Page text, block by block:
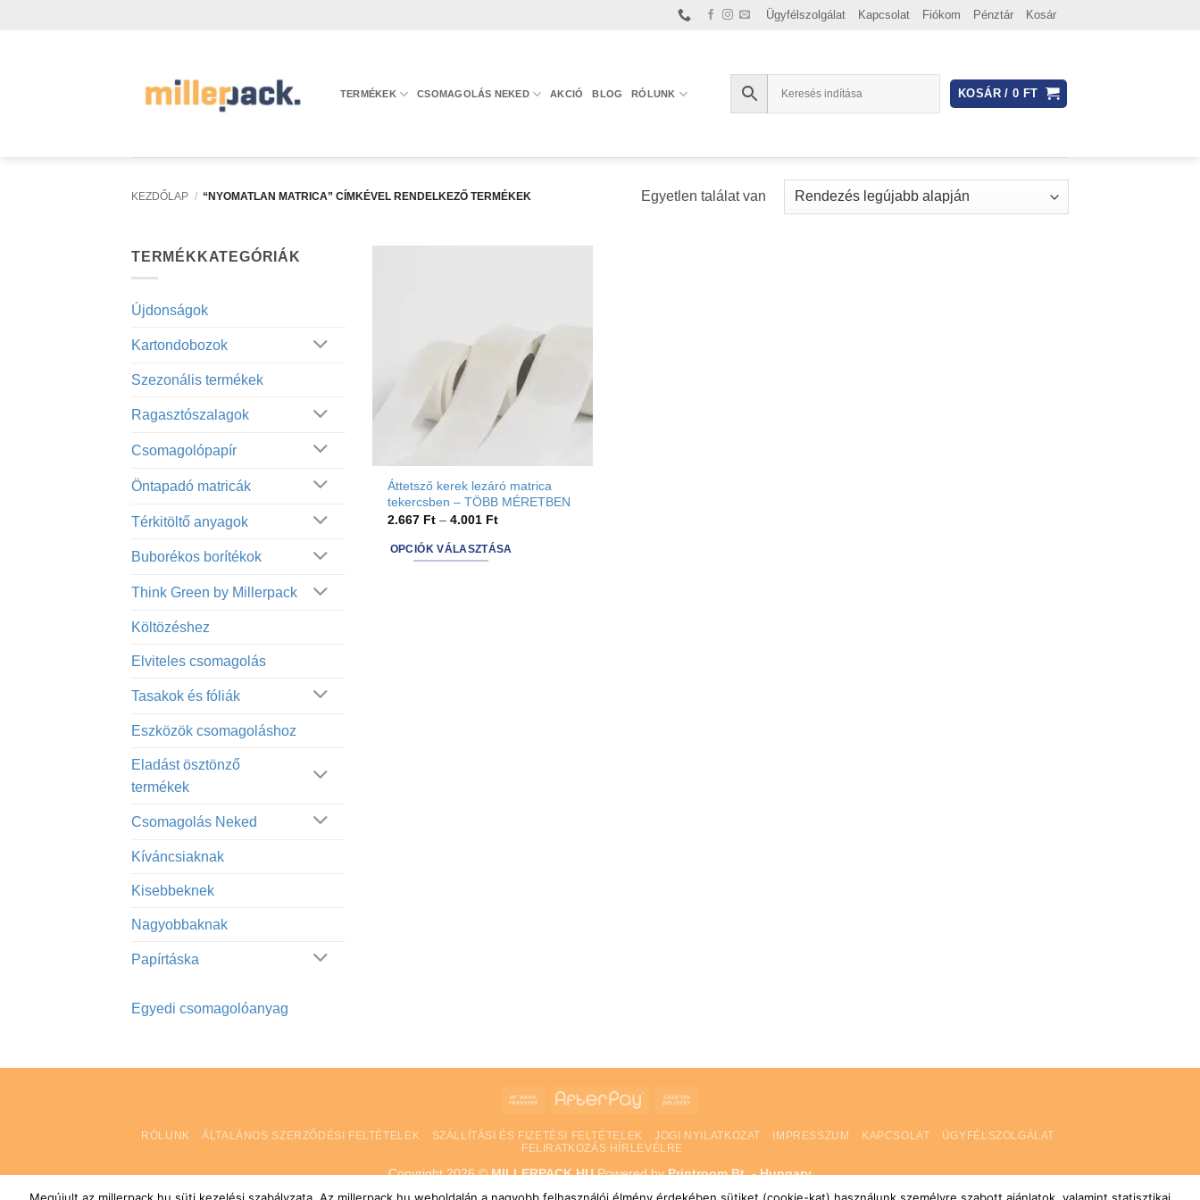
Ügyfélszolgálat Kapcsolat Fiókom Pénztár Kosár
TERMÉKEK CSOMAGOLÁS NEKED AKCIÓ BLOG RÓLUNK KOSÁR /0 FT
KEZDŐLAP / “NYOMATLAN MATRICA” CÍMKÉVEL RENDELKEZŐ TERMÉKEK Egyetlen találat van
TERMÉKKATEGÓRIÁK
Újdonságok
Kartondobozok
Szezonális termékek
Ragasztószalagok
Csomagolópapír
Öntapadó matricák
Térkitöltő anyagok
Buborékos borítékok
Think Green by Millerpack
Költözéshez
Elviteles csomagolás
Tasakok és fóliák
Eszközök csomagoláshoz
Eladást ösztönző
termékek
Csomagolás Neked
Kíváncsiaknak
Kisebbeknek
Nagyobbaknak
Papírtáska
Egyedi csomagolóanyag
Áttetsző kerek lezáró matrica
tekercsben – TÖBB MÉRETBEN
2.667 Ft – 4.001 FtÁrtartomány:
-
4.001 Ft
OPCIÓK VÁLASZTÁSA
Bank
AfterPay
Delivery
RÓLUNK ÁLTALÁNOS SZERZŐDÉSI FELTÉTELEK SZÁLLÍTÁSI ÉS FIZETÉSI FELTÉTELEK JOGI NYILATKOZAT IMPRESSZUM KAPCSOLAT
ÜGYFÉLSZOLGÁLAT
FELIRATKOZÁS HÍRLEVÉLRE
Copyright 2026 ©MILLERPACK.HUPowered byPrintroom Bt. - Hungary